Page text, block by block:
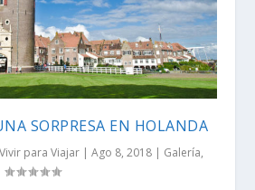
SORPRESA EN HOLANDA
para Viajar |Ago 8, 2018 | Galería,